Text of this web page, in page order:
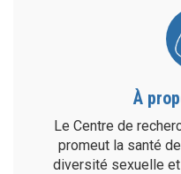
À
Le Centre de
promeut la santé
diversité sexuelle